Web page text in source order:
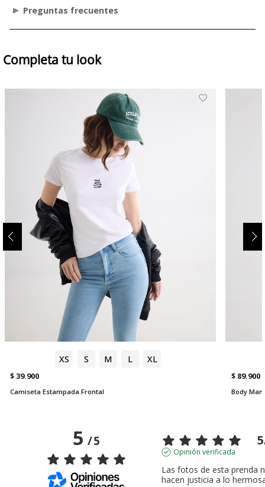
Preguntas frecuentes
XS S M L XL
$ 39.900
Camiseta Estampada Frontal
$ 89.900
Body
Completa tu look
5/5 5
Opinión verificada
Las fotos de esta prenda
hacen justicia a lo